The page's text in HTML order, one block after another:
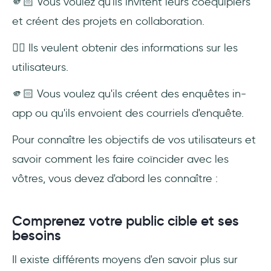
et créent des projets en collaboration.
☝🏻 Ils veulent obtenir des informations sur les
utilisateurs.
🫵🏻 Vous voulez qu'ils créent des enquêtes in-
app ou qu'ils envoient des courriels d'enquête.
Pour connaître les objectifs de vos utilisateurs et
savoir comment les faire coïncider avec les
vôtres, vous devez d'abord les connaître :
Comprenez votre public cible et ses
besoins
Il existe différents moyens d'en savoir plus sur